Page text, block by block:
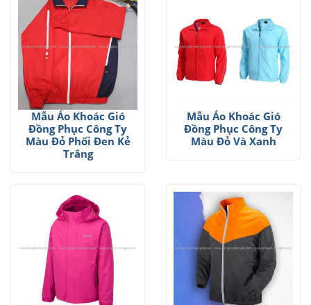
Mẫu Áo Khoác Gió
Đồng Phục Công Ty
Màu Đỏ Phối Đen Kẻ
Trắng
Mẫu Áo Khoác Gió
Đồng Phục Công Ty
Màu Đỏ Và Xanh